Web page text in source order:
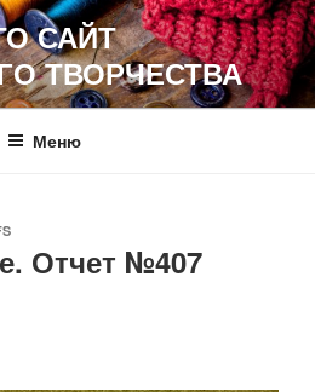
САЙТ
ТВОРЧЕСТВА
Меню
Отчет №407